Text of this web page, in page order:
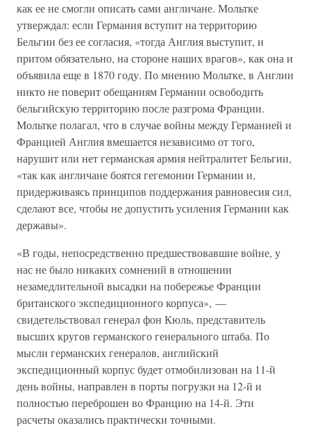
как ее не смогли описать сами англичане. Мольтке
утверждал: если Германия вступит на территорию
Бельгии без ее согласия, «тогда Англия выступит, и
притом обязательно, на стороне наших врагов», как она и
объявила еще в 1870 году. По мнению Мольтке, в Англии
никто не поверит обещаниям Германии освободить
бельгийскую территорию после разгрома Франции.
Мольтке полагал, что в случае войны между Германией и
Францией Англия вмешается независимо от того,
нарушит или нет германская армия нейтралитет Бельгии,
«так как англичане боятся гегемонии Германии и,
придерживаясь принципов поддержания равновесия сил,
сделают все, чтобы не допустить усиления Германии как
державы».
«В годы, непосредственно предшествовавшие войне, у
нас не было никаких сомнений в отношении
незамедлительной высадки на побережье Франции
британского экспедиционного корпуса», —
свидетельствовал генерал фон Кюль, представитель
высших кругов германского генерального штаба. По
мысли германских генералов, английский
экспедиционный корпус будет отмобилизован на 11-й
день войны, направлен в порты погрузки на 12-й и
полностью переброшен во Францию на 14-й. Эти
расчеты оказались практически точными.